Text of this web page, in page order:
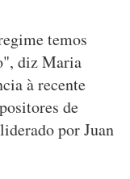
temos
diz Maria
à recente
de
por Juan